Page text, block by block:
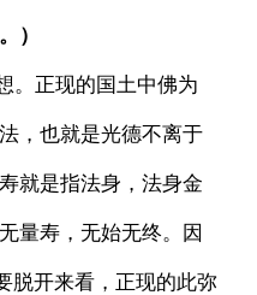
）
。正现的国土中佛为
，也就是光德不离于
就是指法身，法身金
量寿，无始无终。因
脱开来看，正现的此弥